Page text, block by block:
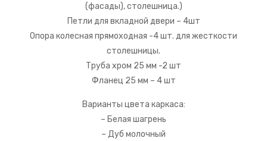
(фасады), столешница.)
Петли для вкладной двери – 4шт
Опора колесная прямоходная -4 шт. для жесткости
столешницы.
Труба хром 25 мм -2 шт
Фланец 25 мм – 4 шт
Варианты цвета каркаса:
– Белая шагрень
– Дуб молочный